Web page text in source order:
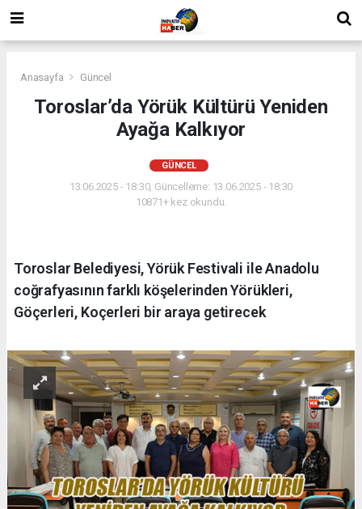
Anasayfa Güncel
Toroslar’da Yörük Kültürü Yeniden
Ayağa Kalkıyor
GÜNCEL
13.06.2025 - 18:30, Güncelleme: 13.06.2025 - 18:30
10871+ kez okundu.
Toroslar Belediyesi, Yörük Festivali ile Anadolu
coğrafyasının farklı köşelerinden Yörükleri,
Göçerleri, Koçerleri bir araya getirecek